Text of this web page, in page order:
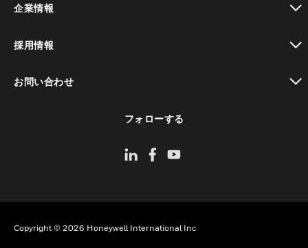
企業情報
採用情報
お問い合わせ
フォローする
Copyright © 2026 Honeywell International Inc